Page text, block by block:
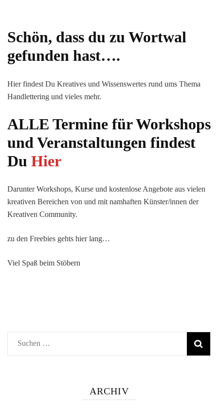
Schön, dass du zu Wortwal
gefunden hast….
Hier findest Du Kreatives und Wissenswertes rund ums Thema
Handlettering und vieles mehr.
ALLE Termine für Workshops
und Veranstaltungen findest
Du Hier
Darunter Workshops, Kurse und kostenlose Angebote aus vielen
kreativen Bereichen von und mit namhaften Künster/innen der
Kreativen Community.
zu den Freebies gehts hier lang…
Viel Spaß beim Stöbern
Suchen
nach:
ARCHIV